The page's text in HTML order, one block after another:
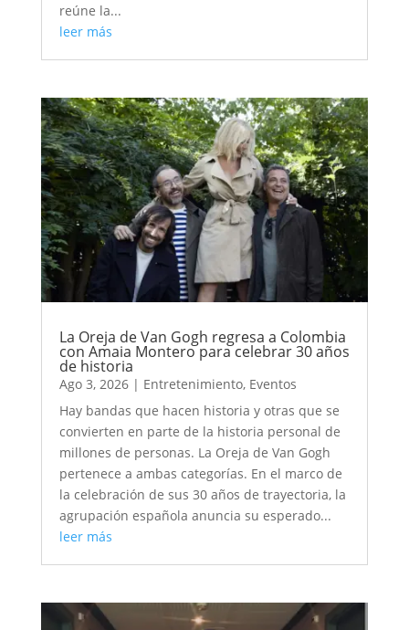
reúne la...
leer más
La Oreja de Van Gogh regresa a Colombia
con Amaia Montero para celebrar 30 años
de historia
Ago 3, 2026| Entretenimiento, Eventos
Hay bandas que hacen historia y otras que se
convierten en parte de la historia personal de
millones de personas. La Oreja de Van Gogh
pertenece a ambas categorías. En el marco de
la celebración de sus 30 años de trayectoria, la
agrupación española anuncia su esperado...
leer más